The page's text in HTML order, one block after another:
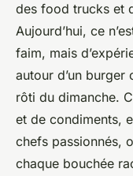
des food trucks et
Aujourd’hui, ce
faim, mais
autour d’un
rôti du dimanche.
et de condiments,
chefs passionnés,
chaque bouchée